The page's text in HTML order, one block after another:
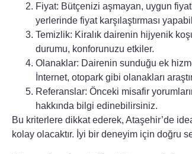
Fiyat: Bütçenizi aşmayan, uygun
yerlerinde fiyat karşılaştırması
Temizlik: Kiralık dairenin hijyenik
durumu, konforunuzu etkiler.
Olanaklar: Dairenin sunduğu ek
İnternet, otopark gibi olanakları
Referanslar: Önceki misafir
hakkında bilgi edinebilirsiniz.
Bu kriterlere dikkat ederek, Ataşehir’de
kolay olacaktır. İyi bir deneyim için doğru